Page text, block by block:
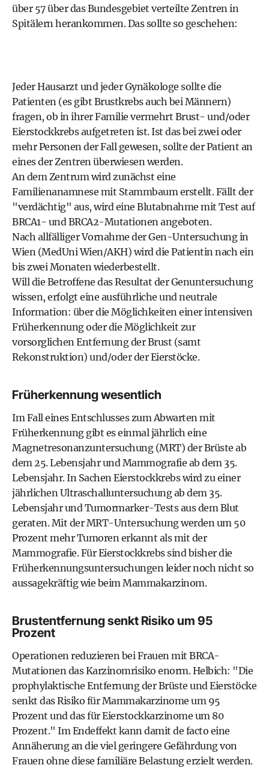
über 57 über das Bundesgebiet verteilte Zentren in
Spitälern herankommen. Das sollte so geschehen:
Jeder Hausarzt und jeder Gynäkologe sollte die
Patienten (es gibt Brustkrebs auch bei Männern)
fragen, ob in ihrer Familie vermehrt Brust- und/oder
Eierstockkrebs aufgetreten ist. Ist das bei zwei oder
mehr Personen der Fall gewesen, sollte der Patient an
eines der Zentren überwiesen werden.
An dem Zentrum wird zunächst eine
Familienanamnese mit Stammbaum erstellt. Fällt der
"verdächtig" aus, wird eine Blutabnahme mit Test auf
BRCA1- und BRCA2-Mutationen angeboten.
Nach allfälliger Vornahme der Gen-Untersuchung in
Wien (MedUni Wien/AKH) wird die Patientin nach ein
bis zwei Monaten wiederbestellt.
Will die Betroffene das Resultat der Genuntersuchung
wissen, erfolgt eine ausführliche und neutrale
Information: über die Möglichkeiten einer intensiven
Früherkennung oder die Möglichkeit zur
vorsorglichen Entfernung der Brust (samt
Rekonstruktion) und/oder der Eierstöcke.
Früherkennung wesentlich
Im Fall eines Entschlusses zum Abwarten mit
Früherkennung gibt es einmal jährlich eine
Magnetresonanzuntersuchung (MRT) der Brüste ab
dem 25. Lebensjahr und Mammografie ab dem 35.
Lebensjahr. In Sachen Eierstockkrebs wird zu einer
jährlichen Ultraschalluntersuchung ab dem 35.
Lebensjahr und Tumormarker-Tests aus dem Blut
geraten. Mit der MRT-Untersuchung werden um 50
Prozent mehr Tumoren erkannt als mit der
Mammografie. Für Eierstockkrebs sind bisher die
Früherkennungsuntersuchungen leider noch nicht so
aussagekräftig wie beim Mammakarzinom.
Brustentfernung senkt Risiko um 95
Prozent
Operationen reduzieren bei Frauen mit BRCA-
Mutationen das Karzinomrisiko enorm. Helbich: "Die
prophylaktische Entfernung der Brüste und Eierstöcke
senkt das Risiko für Mammakarzinome um 95
Prozent und das für Eierstockkarzinome um 80
Prozent." Im Endeffekt kann damit de facto eine
Annäherung an die viel geringere Gefährdung von
Frauen ohne diese familiäre Belastung erzielt werden.